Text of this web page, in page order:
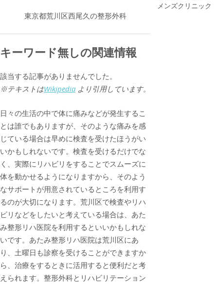
東京都荒川区西尾久の整形外科
キーワード無しの関連情報
該当する記事がありませんでした。
※テキストはWikipedia より引用しています。
日々の生活の中で体に痛みなどが発生するこ
とは誰でもありますが、そのような痛みを感
じている場合は早めに検査を受けたほうがい
いかもしれないです。検査を受けるだけでな
く、実際にリハビリをすることでスムーズに
体を動かせるようになりますから、そのよう
なサポートが用意されているところを利用す
るのが大切になります。荒川区で検査やリハ
ビリなどをしたいと考えている場合は、あた
み整形リハ医院を利用するといいかもしれな
いです。あたみ整形リハ医院は荒川区にあ
り、土曜日も診察を受けることができますか
ら、治療をするときに活用すると便利だと考
えられます。整形外科とリハビリテーション
メンズクリニック